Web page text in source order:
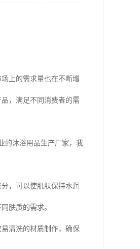
上的需求量也在不断增
，满足不同消费者的需
的沐浴用品生产厂家，我
，可以使肌肤保持水润
肤质的需求。
清洗的材质制作，确保